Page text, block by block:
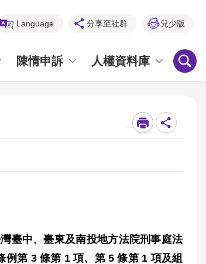
Language 分享至社群 兒少版
陳情申訴 人權資料庫
臺中、臺東及南投地方法院刑事庭法
例第 3 條第 1項、第5條第1項及組